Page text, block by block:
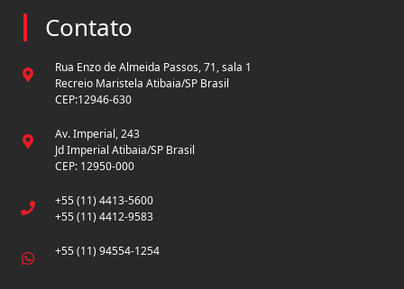
Contato
Rua Enzo de Almeida Passos, 71, sala 1
Recreio Maristela Atibaia/SP Brasil
CEP:12946-630
Av. Imperial, 243
Jd Imperial Atibaia/SP Brasil
CEP: 12950-000
+55 (11) 4413-5600
+55 (11) 4412-9583
+55 (11) 94554-1254